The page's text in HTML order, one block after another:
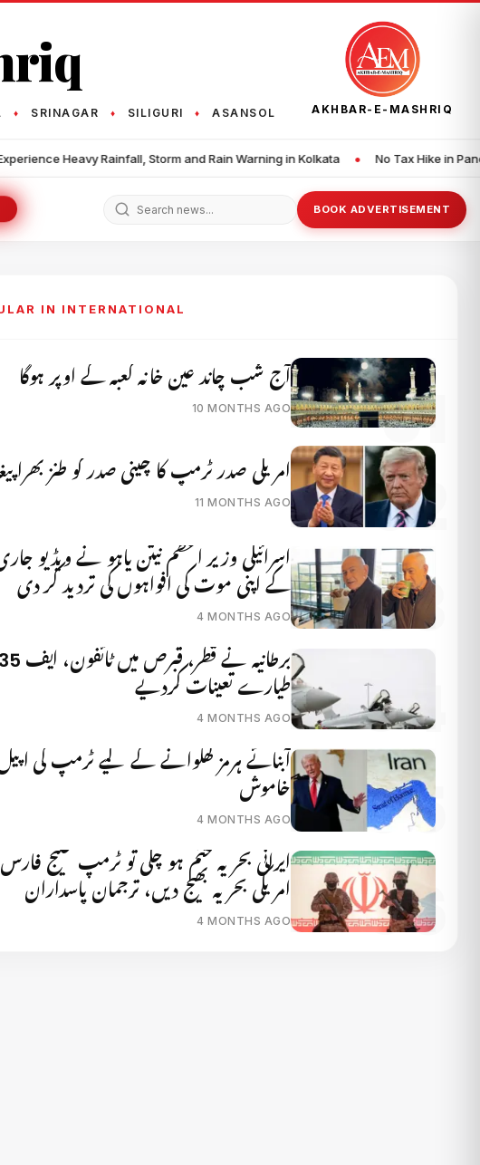
♦ SRINAGAR ♦ SILIGURI ♦ ASANSOL AKHBAR-E-MASHRIQ
Storm and Rain Warning in Kolkata • No Tax Hike in Panchayat Areas, Assures
BOOK ADVERTISEMENT
IN INTERNATIONAL
آج شب چاند عین خانہ کعبہ کے اوپر ہوگا
10 MONTHS AGO
امریکی صدر ٹرمپ کا چینی صدر کو طنز بھرا
11 MONTHS AGO
اسرائیلی وزیر اعظم نیتن یاہو نے ویڈیو
کے اپنی موت کی افواہوں کی تردید کر دی
4 MONTHS AGO
برطانیہ نے قطر، قبرص میں ٹائفون، ایف 35
طیارے تعینات کردیے
4 MONTHS AGO
آبنائے ہرمز کھلوانے کے لیے ٹرمپ کی اپیل
خاموش
4 MONTHS AGO
ایرانی بحریہ ختم ہو چکی تو ٹرمپ خلیج
امریکی بحریہ بھیج دیں، ترجمان پاسداران
4 MONTHS AGO